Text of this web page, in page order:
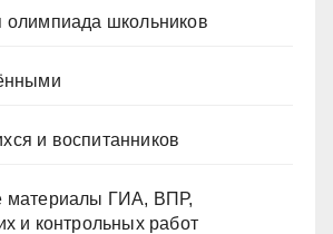
олимпиада школьников
и воспитанников
материалы ГИА, ВПР,
и контрольных работ